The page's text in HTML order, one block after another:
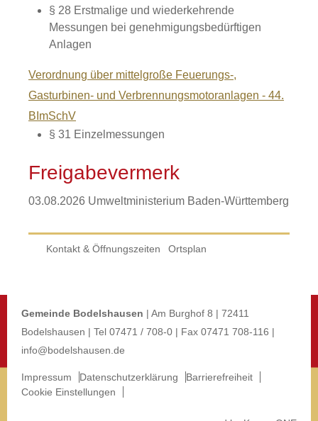
§ 28 Erstmalige und wiederkehrende
Messungen bei genehmigungsbedürftigen
Anlagen
Verordnung über mittelgroße Feuerungs-,
Gasturbinen- und Verbrennungsmotoranlagen - 44.
BImSchV
§ 31 Einzelmessungen
Freigabevermerk
03.08.2026 Umweltministerium Baden-Württemberg
Kontakt & Öffnungszeiten Ortsplan
Gemeinde Bodelshausen | Am Burghof 8 | 72411
Bodelshausen | Tel 07471 / 708-0 | Fax 07471 708-116 |
info@bodelshausen.de
Impressum Datenschutzerklärung
Barrierefreiheit
Cookie Einstellungen